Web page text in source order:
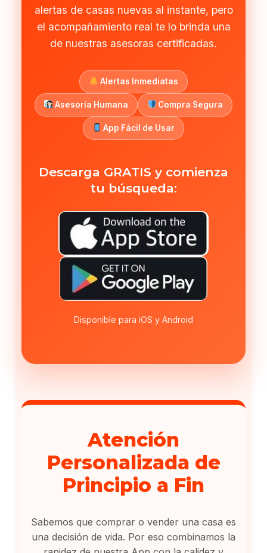
alertas de casas nuevas al instante, pero
el acompañamiento real te lo brinda una
de nuestras asesoras certificadas.
Alertas Inmediatas
Asesoría Humana Compra Segura
App Fácil de Usar
Descarga GRATIS y comienza
tu búsqueda:
Disponible para iOS y Android
Atención
Personalizada de
Principio a Fin
Sabemos que comprar o vender una casa es
una decisión de vida. Por eso combinamos la